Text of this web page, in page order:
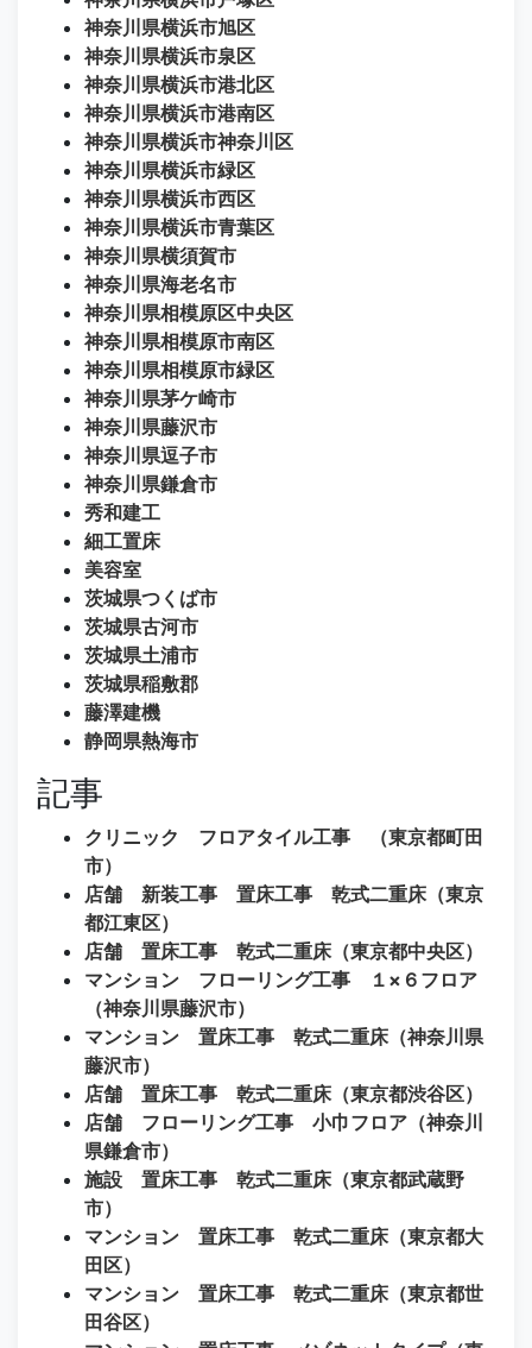
神奈川県横浜市旭区
神奈川県横浜市泉区
神奈川県横浜市港北区
神奈川県横浜市港南区
神奈川県横浜市神奈川区
神奈川県横浜市緑区
神奈川県横浜市西区
神奈川県横浜市青葉区
神奈川県横須賀市
神奈川県海老名市
神奈川県相模原区中央区
神奈川県相模原市南区
神奈川県相模原市緑区
神奈川県茅ケ崎市
神奈川県藤沢市
神奈川県逗子市
神奈川県鎌倉市
秀和建工
細工置床
美容室
茨城県つくば市
茨城県古河市
茨城県土浦市
茨城県稲敷郡
藤澤建機
静岡県熱海市
記事
クリニック フロアタイル工事 （東京都町田
市）
店舗 新装工事 置床工事 乾式二重床（東京
都江東区）
店舗 置床工事 乾式二重床（東京都中央区）
マンション フローリング工事 １×６フロア
（神奈川県藤沢市）
マンション 置床工事 乾式二重床（神奈川県
藤沢市）
店舗 置床工事 乾式二重床（東京都渋谷区）
店舗 フローリング工事 小巾フロア（神奈川
県鎌倉市）
施設 置床工事 乾式二重床（東京都武蔵野
市）
マンション 置床工事 乾式二重床（東京都大
田区）
マンション 置床工事 乾式二重床（東京都世
田谷区）